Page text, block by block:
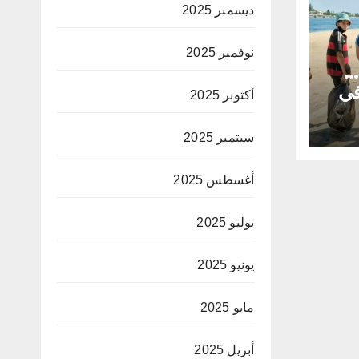
ديسمبر 2025
نوفمبر 2025
أكتوبر 2025
سبتمبر 2025
أغسطس 2025
يوليو 2025
يونيو 2025
مايو 2025
أبريل 2025